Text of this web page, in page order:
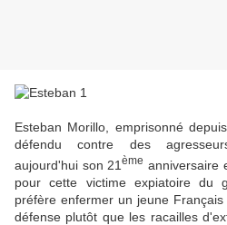
Esteban Morillo, emprisonné
défendu contre des
aujourd'hui son 21ème anniversaire
pour cette victime expiatoire du
préfère enfermer un jeune
défense plutôt que les racailles